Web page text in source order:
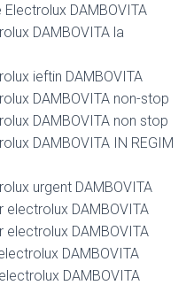
DAMBOVITA
DAMBOVITA la
ieftin DAMBOVITA
DAMBOVITA non-stop
DAMBOVITA non stop
DAMBOVITA IN REGIM
urgent DAMBOVITA
DAMBOVITA
DAMBOVITA
DAMBOVITA
DAMBOVITA